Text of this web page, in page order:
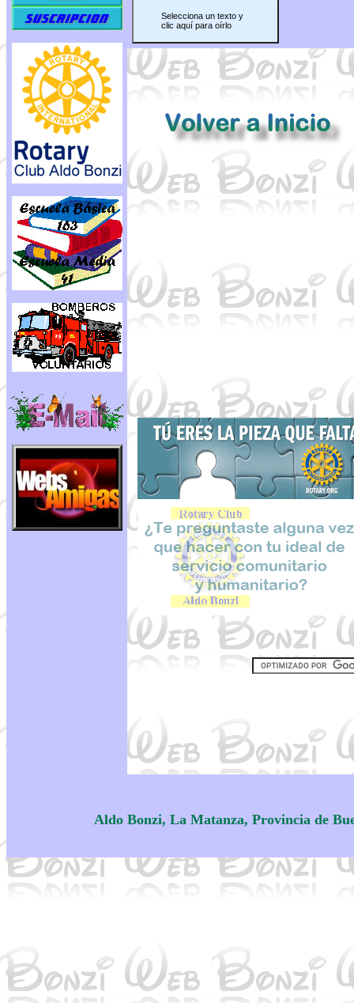
Selecciona un texto y
clic aquí para oírlo
Aldo Bonzi, La Matanza, Provincia de